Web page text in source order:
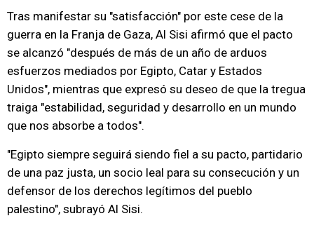
Tras manifestar su "satisfacción" por este cese de la
guerra en la Franja de Gaza, Al Sisi afirmó que el pacto
se alcanzó "después de más de un año de arduos
esfuerzos mediados por Egipto, Catar y Estados
Unidos", mientras que expresó su deseo de que la tregua
traiga "estabilidad, seguridad y desarrollo en un mundo
que nos absorbe a todos".
"Egipto siempre seguirá siendo fiel a su pacto, partidario
de una paz justa, un socio leal para su consecución y un
defensor de los derechos legítimos del pueblo
palestino", subrayó Al Sisi.